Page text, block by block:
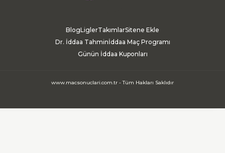
BlogLiglerTakımlarSitene Ekle
Dr. İddaa Tahminİddaa Maç Programı
Günün İddaa Kuponları
www.macsonuclari.com.tr - Tüm Hakları Saklıdır